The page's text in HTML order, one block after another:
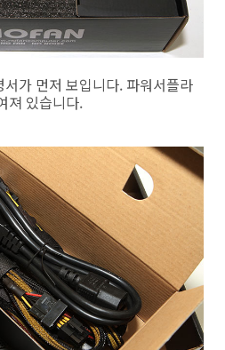
가 먼저 보입니다. 파워서플라
져 있습니다.